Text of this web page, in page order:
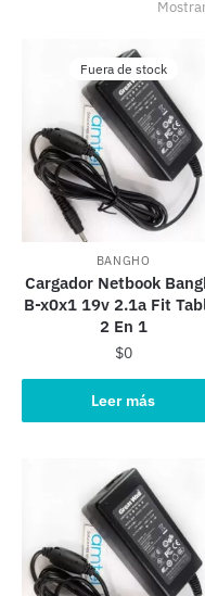
Fuera de stock
BANGHO
Cargador Netbook
B-x0x1 19v 2.1a Fit
2 En 1
$0
Leer más